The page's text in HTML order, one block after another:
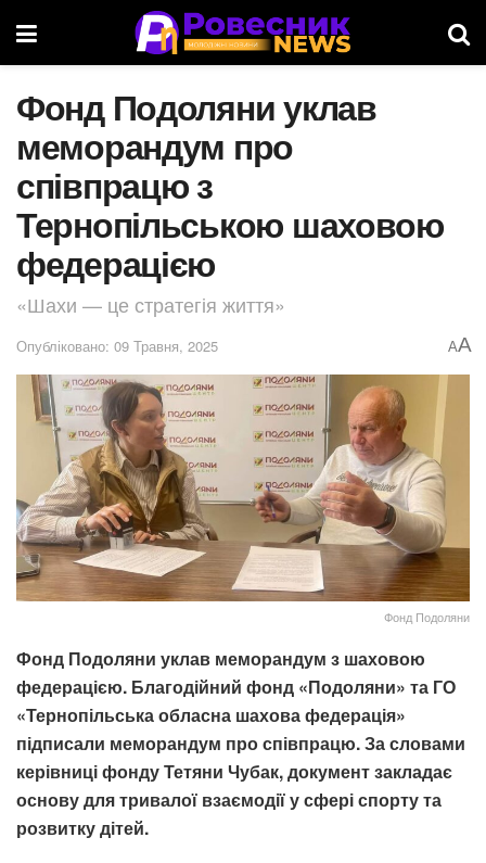
Фонд Подоляни уклав
меморандум про
співпрацю з
Тернопільською шаховою
федерацією
«Шахи — це стратегія життя»
Опубліковано: 09 Травня, 2025 AA
Фонд Подоляни
Фонд Подоляни уклав меморандум з шаховою
федерацією. Благодійний фонд «Подоляни» та ГО
«Тернопільська обласна шахова федерація»
підписали меморандум про співпрацю. За словами
керівниці фонду Тетяни Чубак, документ закладає
основу для тривалої взаємодії у сфері спорту та
розвитку дітей.